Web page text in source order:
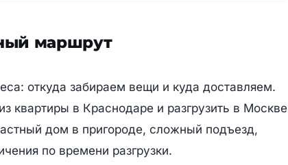
О нас
Услуги
маршрут
откуда забираем вещи и куда доставляем.
квартиры в Краснодаре и разгрузить в Москве
дом в пригороде, сложный подъезд,
по времени разгрузки.
🎁
не уходите!
сфиксированным
новых клиентов
номером фиксированный тариф. Мы